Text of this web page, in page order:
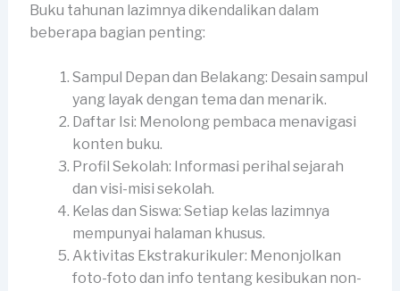
Buku tahunan lazimnya dikendalikan dalam
beberapa bagian penting:
Sampul Depan dan Belakang: Desain sampul
yang layak dengan tema dan menarik.
Daftar Isi: Menolong pembaca menavigasi
konten buku.
Profil Sekolah: Informasi perihal sejarah
dan visi-misi sekolah.
Kelas dan Siswa: Setiap kelas lazimnya
mempunyai halaman khusus.
Aktivitas Ekstrakurikuler: Menonjolkan
foto-foto dan info tentang kesibukan non-